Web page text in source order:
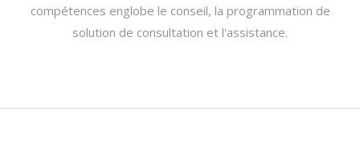
compétences englobe le conseil, la programmation de
solution de consultation et l'assistance.